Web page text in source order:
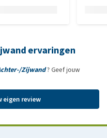
ervaringen
Zijwand? Geef jouw
review